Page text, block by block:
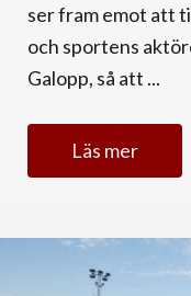
ser fram emot att
och sportens
Galopp, så att ...
Läs mer